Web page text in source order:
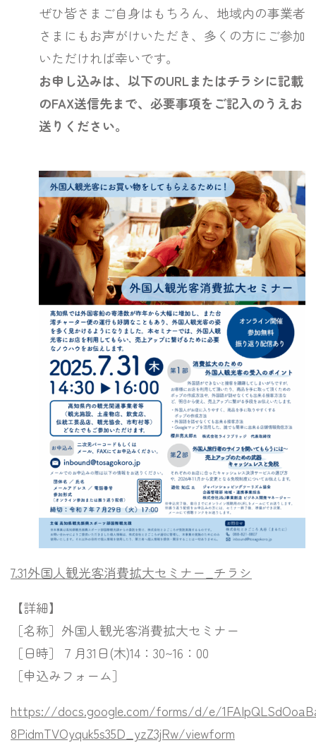
ぜひ皆さまご自身はもちろん、地域内の事業者
さまにもお声がけいただき、多くの方にご参加
いただければ幸いです。
お申し込みは、以下のURLまたはチラシに記載
のFAX送信先まで、必要事項をご記入のうえお
送りください。
7.31外国人観光客消費拡大セミナー_チラシ
【詳細】
［名称］外国人観光客消費拡大セミナー
［日時］７月31日(木)14：30~16：00
［申込みフォーム］
https://docs.google.com/forms/d/e/
8PidmTVOyquk5s35D_yzZ3jRw/viewform